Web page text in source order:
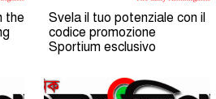
the
Svela il tuo potenziale con il
codice promozione
Sportium esclusivo